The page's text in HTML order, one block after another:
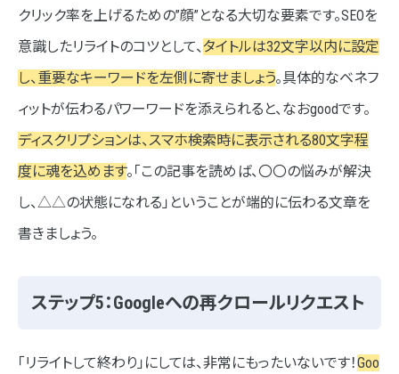
クリック率を上げるための”顔”となる大切な要素です。SEOを
意識したリライトのコツとして、タイトルは32文字以内に設定
し、重要なキーワードを左側に寄せましょう。具体的なベネフ
ィットが伝わるパワーワードを添えられると、なおgoodです。
ディスクリプションは、スマホ検索時に表示される80文字程
度に魂を込めます。「この記事を読めば、〇〇の悩みが解決
し、△△の状態になれる」ということが端的に伝わる文章を
書きましょう。
ステップ5：Googleへの再クロールリクエスト
「リライトして終わり」にしては、非常にもったいないです！Goo